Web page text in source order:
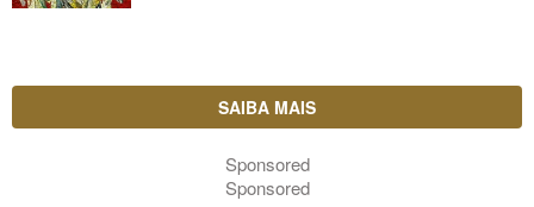
SAIBA MAIS
Sponsored
Sponsored